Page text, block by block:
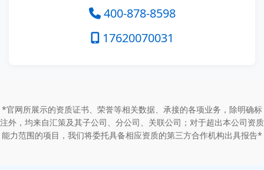
400-878-8598
17620070031
*官网所展示的资质证书、荣誉等相关数据、承接的各项业务，除明确标
注外，均来自汇策及其子公司、分公司、关联公司；对于超出本公司资质
能力范围的项目，我们将委托具备相应资质的第三方合作机构出具报告*